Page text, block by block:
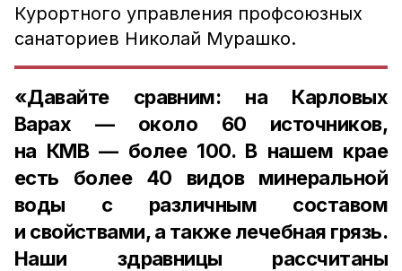
Курортного управления профсоюзных
санаториев Николай Мурашко.
«Давайте сравним: на Карловых
Варах — около 60 источников,
на КМВ — более 100. В нашем крае
есть более 40 видов минеральной
воды с различным составом
и свойствами, а также лечебная грязь.
Наши здравницы рассчитаны